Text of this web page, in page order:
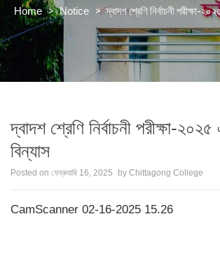
Home > Notice > দ্বাদশ শ্রেণি নির্বাচনী পরীক্ষা-
দ্বাদশ শ্রেণি নির্বাচনী পরীক্ষা-
বিন্যাস
Posted on ফেব্রুয়ারি 16, 2025 by Chittagong College
CamScanner 02-16-2025 15.26